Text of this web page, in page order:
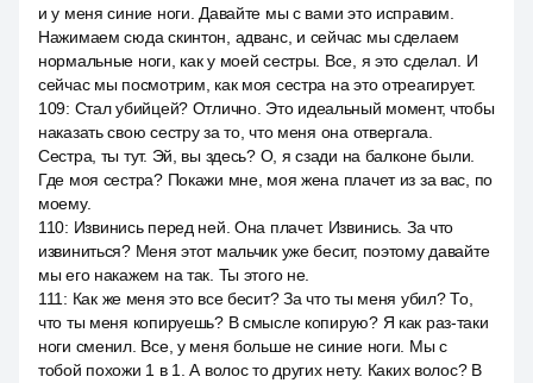
и у меня синие ноги. Давайте мы с вами это исправим.
Нажимаем сюда скинтон, адванс, и сейчас мы сделаем
нормальные ноги, как у моей сестры. Все, я это сделал. И
сейчас мы посмотрим, как моя сестра на это отреагирует.
109: Стал убийцей? Отлично. Это идеальный момент, чтобы
наказать свою сестру за то, что меня она отвергала.
Сестра, ты тут. Эй, вы здесь? О, я сзади на балконе были.
Где моя сестра? Покажи мне, моя жена плачет из за вас, по
моему.
110: Извинись перед ней. Она плачет. Извинись. За что
извиниться? Меня этот мальчик уже бесит, поэтому давайте
мы его накажем на так. Ты этого не.
111 : Как же меня это все бесит? За что ты меня убил? То,
что ты меня копируешь? В смысле копирую? Я как раз-таки
ноги сменил. Все, у меня больше не синие ноги. Мы с
тобой похожи 1 в 1. А волос то других нету. Каких волос? В